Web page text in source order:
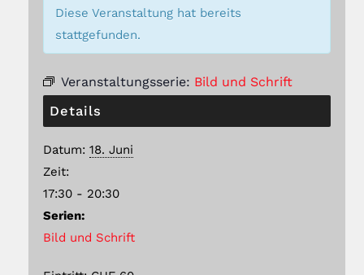
Diese Veranstaltung hat bereits
stattgefunden.
Veranstaltungsserie: Bild und Schrift
Details
Datum: 18. Juni
Zeit:
17:30 - 20:30
Serien:
Bild und Schrift